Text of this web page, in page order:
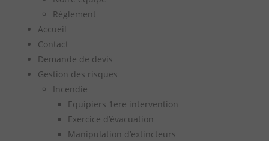
Règlement
Accueil
Contact
Demande de devis
Gestion des risques
Incendie
Equipiers 1ere intervention
Exercice d’évacuation
Manipulation d’extincteurs